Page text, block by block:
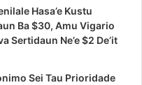
Hasa’e Kustu
Ba $30, Amu Vigario
Sertidaun Ne’e $2 De’it
Sei Tau Prioridade